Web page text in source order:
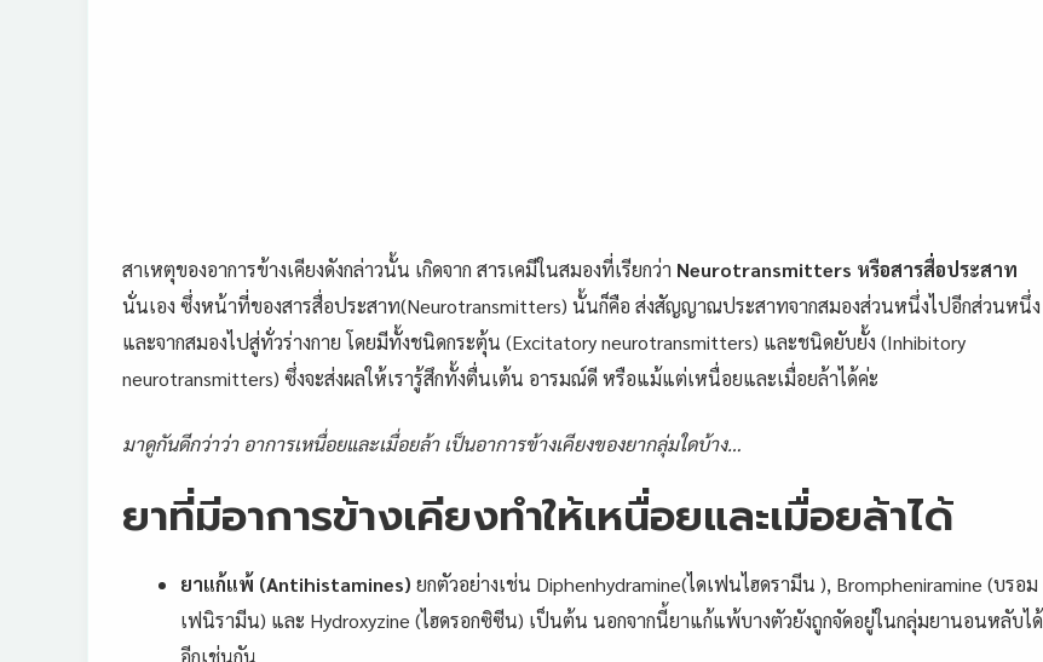
สาเหตุของอาการข้างเคียงดังกล่าวนั้น เกิดจาก สารเคมีในสมองที่เรียกว่า Neurotransmitters หรือสารสื่อประสาท
นั่นเอง ซึ่งหน้าที่ของสารสื่อประสาท(Neurotransmitters) นั้นก็คือ ส่งสัญญาณประสาทจากสมองส่วนหนึ่งไปอีกส่วนหนึ่ง
และจากสมองไปสู่ทั่วร่างกาย โดยมีทั้งชนิดกระตุ้น (Excitatory neurotransmitters) และชนิดยับยั้ง (Inhibitory
neurotransmitters) ซึ่งจะส่งผลให้เรารู้สึกทั้งตื่นเต้น อารมณ์ดี หรือแม้แต่เหนื่อยและเมื่อยล้าได้ค่ะ
มาดูกันดีกว่าว่า อาการเหนื่อยและเมื่อยล้า เป็นอาการข้างเคียงของยากลุ่มใดบ้าง…
ยาที่มีอาการข้างเคียงทำให้เหนื่อยและเมื่อยล้าได้
ยาแก้แพ้ (Antihistamines) ยกตัวอย่างเช่น Diphenhydramine(ไดเฟนไฮดรามีน ), Brompheniramine (บรอม
เฟนิรามีน) และ Hydroxyzine (ไฮดรอกซิซีน) เป็นต้น นอกจากนี้ยาแก้แพ้บางตัวยังถูกจัดอยู่ในกลุ่มยานอนหลับได้